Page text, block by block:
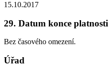
15.10.2017
29. Datum konce platnosti
Bez časového omezení.
Úřad